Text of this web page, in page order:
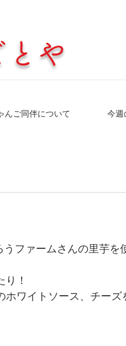
とや
んご同伴について 今週
ファームさんの里芋を
！
ワイトソース、チーズ